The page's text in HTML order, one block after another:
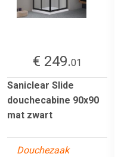
€ 249.01
Saniclear Slide
douchecabine 90x90
mat zwart
Douchezaak